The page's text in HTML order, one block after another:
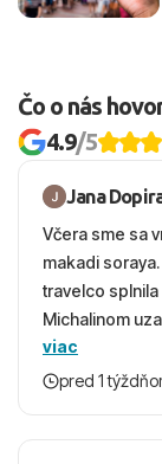
Čo o nás
4.9/5
Jana
Včera sme sa
makadi
travelco
Michalinom
vecernych
krasny, cisty.
viac
pred 1